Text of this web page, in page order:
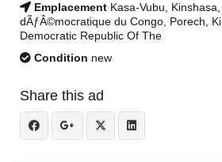
Emplacement Kasa-Vubu,
dÃƒÂ©mocratique du Congo, Porech,
Democratic Republic Of The
Condition new
Share this ad